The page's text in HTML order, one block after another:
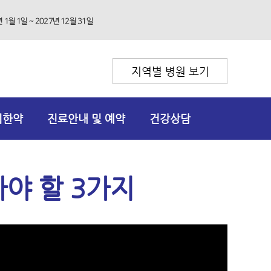
지역별 병원 보기
약 진료안내 및 예약 건강상담
할 3가지